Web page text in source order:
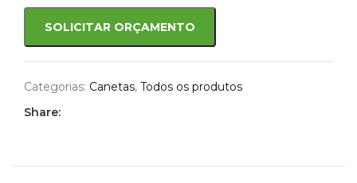
SOLICITAR ORÇAMENTO
Categorias: Canetas, Todos os produtos
Share: